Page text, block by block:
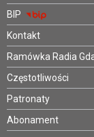
BIP
Kontakt
Ramówka Radia
Częstotliwości
Patronaty
Abonament